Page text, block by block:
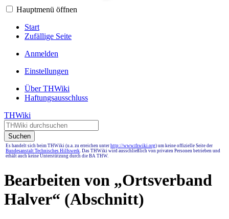
Hauptmenü öffnen
Start
Zufällige Seite
Anmelden
Einstellungen
Über THWiki
Haftungsausschluss
THWiki
Suchen
Es handelt sich beim THWiki (u.a. zu erreichen unter http://www.thwiki.org) um keine offizielle Seite der
Bundesanstalt Technisches Hilfswerk. Das THWiki wird ausschließlich von privaten Personen betrieben und
erhält auch keine Unterstützung durch die BA THW.
Bearbeiten von „Ortsverband
Halver“ (Abschnitt)